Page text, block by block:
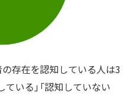
の存在を認知している人は3
ている」「認知していない